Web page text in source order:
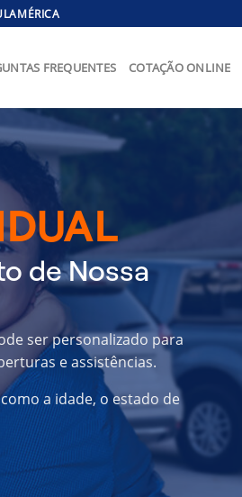
FREQUENTES COTAÇÃO ONLINE
de Nossa
ser personalizado para
e assistências.
a idade, o estado de